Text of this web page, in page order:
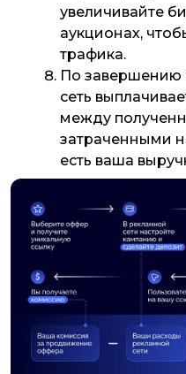
увеличивайте
аукционах,
трафика.
По завершению
сеть
между
затраченными
есть ваша